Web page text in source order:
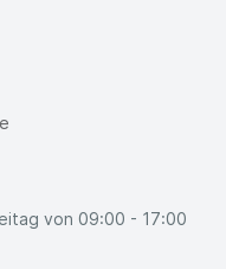
von 09:00 - 17:00